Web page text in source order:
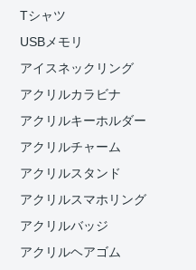
Tシャツ
USBメモリ
アイスネックリング
アクリルカラビナ
アクリルキーホルダー
アクリルチャーム
アクリルスタンド
アクリルスマホリング
アクリルバッジ
アクリルヘアゴム